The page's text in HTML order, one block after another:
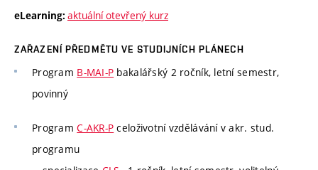
eLearning: aktuální otevřený kurz
ZAŘAZENÍ PŘEDMĚTU VE STUDIJNÍCH PLÁNECH
Program B-MAI-P bakalářský 2 ročník, letní semestr,
povinný
ProgramC-AKR-P celoživotní vzdělávání v akr. stud.
programu